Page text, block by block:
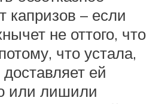
капризов – если
не оттого, что
что устала,
ей
или лишили